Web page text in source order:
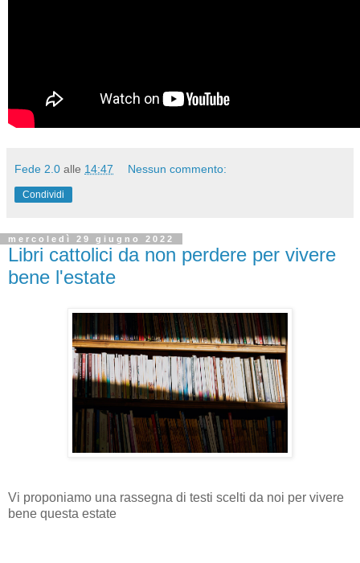
Fede 2.0 alle 14:47 Nessun commento:
Condividi
mercoledì 29 giugno 2022
Libri cattolici da non perdere per vivere
bene l'estate
Vi proponiamo una rassegna di testi scelti da noi per vivere
bene questa estate